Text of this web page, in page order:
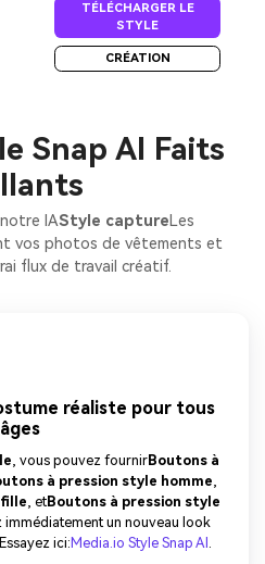
TÉLÉCHARGER LE
STYLE
CRÉATION
Snap AI Faits
IAStyle captureLes
vos photos de vêtements et
flux de travail créatif.
réaliste pour tous
, vous pouvez fournirBoutons à
à pression style homme
, etBoutons à pression style
immédiatement un nouveau look
ici:Media.io Style Snap AI